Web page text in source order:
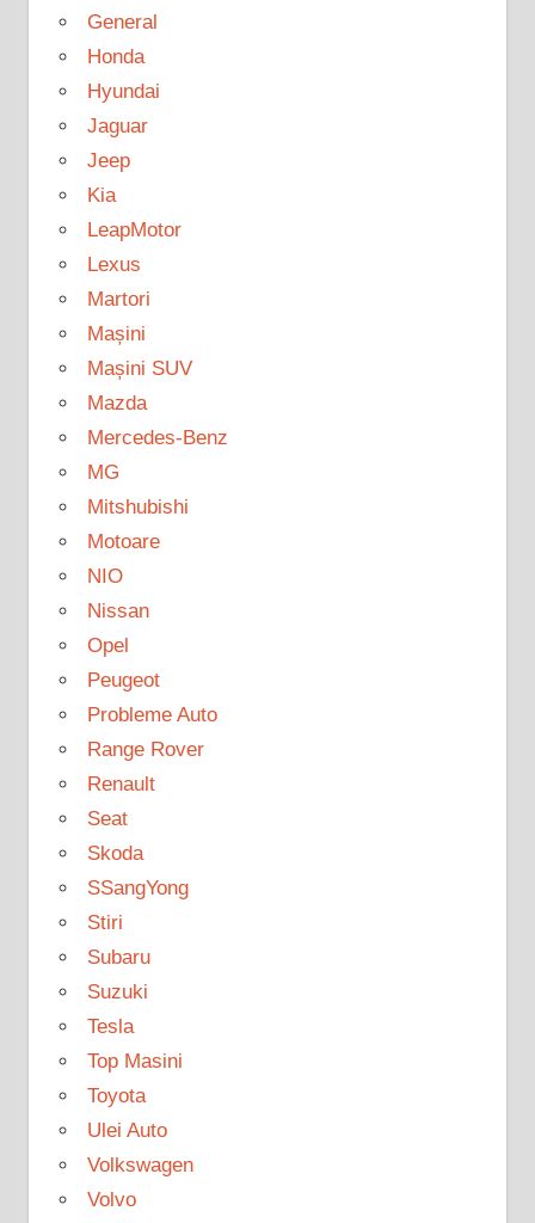
General
Honda
Hyundai
Jaguar
Jeep
Kia
LeapMotor
Lexus
Martori
Mașini
Mașini SUV
Mazda
Mercedes-Benz
MG
Mitshubishi
Motoare
NIO
Nissan
Opel
Peugeot
Probleme Auto
Range Rover
Renault
Seat
Skoda
SSangYong
Stiri
Subaru
Suzuki
Tesla
Top Masini
Toyota
Ulei Auto
Volkswagen
Volvo